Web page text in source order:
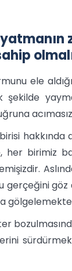
ele
şekilde
her birimiz
göz